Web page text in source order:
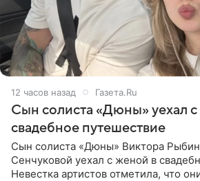
12 часов назад Газета.Ru
Сын солиста «Дюны» уехал
свадебное путешествие
Сын солиста «Дюны» Виктора
Сенчуковой уехал с женой в
Невестка артистов отметила, что